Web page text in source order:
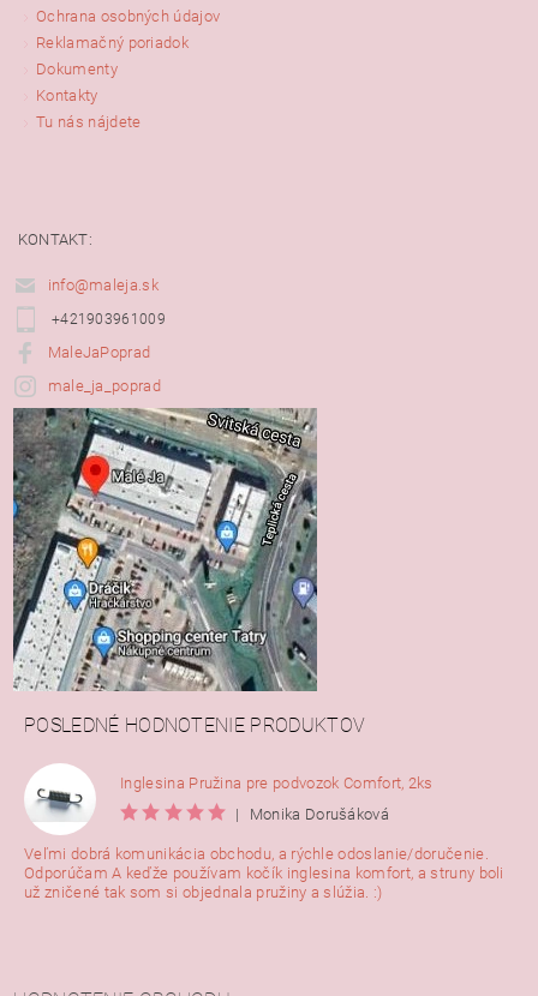
Ochrana osobných údajov
Reklamačný poriadok
Dokumenty
Kontakty
Tu nás nájdete
KONTAKT:
info@maleja.sk
+421903961009
MaleJaPoprad
male_ja_poprad
POSLEDNÉ HODNOTENIE PRODUKTOV
Inglesina Pružina pre podvozok Comfort, 2ks
|
Monika Dorušáková
Veľmi dobrá komunikácia obchodu, a rýchle odoslanie/doručenie.
Odporúčam A keďže používam kočík inglesina komfort, a struny boli
už zničené tak som si objednala pružiny a slúžia. :)